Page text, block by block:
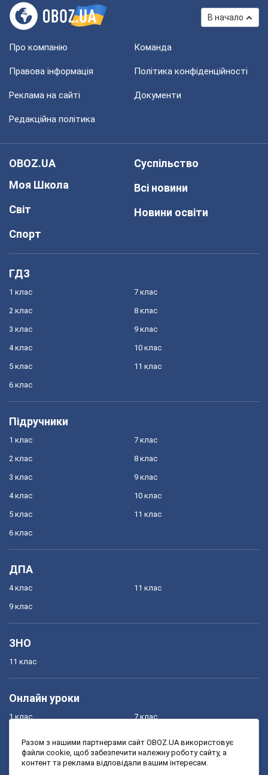
В начало
Про компанію Команда
Правова інформація Політика конфіденційності
Реклама на сайті Документи
Редакційна політика
OBOZ.UA
Моя Школа
Світ
Спорт
Суспільство
Всі новини
Новини освіти
ГДЗ
1 клас
2 клас
3 клас
4 клас
5 клас
6 клас
7 клас
8 клас
9 клас
10 клас
11 клас
Підручники
1 клас
2 клас
3 клас
4 клас
5 клас
6 клас
7 клас
8 клас
9 клас
10 клас
11 клас
ДПА
4 клас
9 клас
11 клас
ЗНО
11 клас
Онлайн уроки
1 клас
3 клас
7 клас
9 клас
Разом з нашими партнерами сайт OBOZ.UA використовує
файли cookie, щоб забезпечити належну роботу сайту, а
контент та реклама відповідали вашим інтересам.